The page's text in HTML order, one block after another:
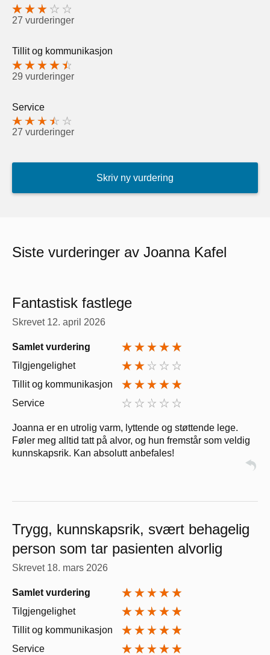
27 vurderinger
Tillit og kommunikasjon
29 vurderinger
Service
27 vurderinger
Skriv ny vurdering
Siste vurderinger av Joanna Kafel
Fantastisk fastlege
Skrevet 12. april 2026
Samlet vurdering
Tilgjengelighet
Tillit og kommunikasjon
Service
Joanna er en utrolig varm, lyttende og støttende lege.
Føler meg alltid tatt på alvor, og hun fremstår som veldig
kunnskapsrik. Kan absolutt anbefales!
Trygg, kunnskapsrik, svært behagelig
person som tar pasienten alvorlig
Skrevet 18. mars 2026
Samlet vurdering
Tilgjengelighet
Tillit og kommunikasjon
Service